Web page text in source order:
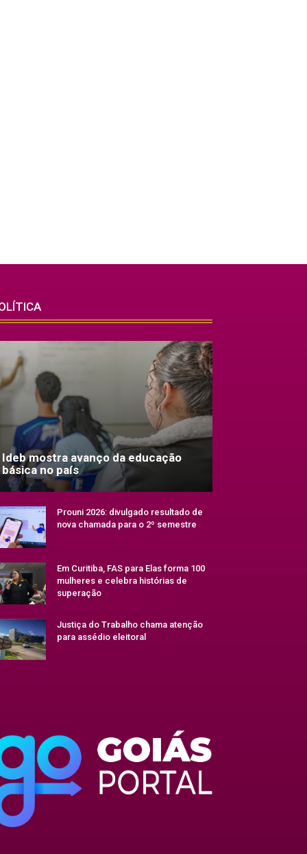
Ideb mostra avanço da educação
básica no país
Prouni 2026: divulgado resultado de
nova chamada para o 2º semestre
Em Curitiba, FAS para Elas forma 100
mulheres e celebra histórias de
superação
Justiça do Trabalho chama atenção
para assédio eleitoral